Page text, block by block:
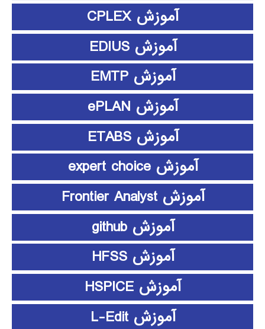
آموزش CPLEX
آموزش EDIUS
آموزش EMTP
آموزش ePLAN
آموزش ETABS
آموزش expert choice
آموزش Frontier Analyst
آموزش github
آموزش HFSS
آموزش HSPICE
آموزش L-Edit